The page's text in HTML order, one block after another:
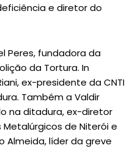
e diretor do
Peres, fundadora da
da Tortura. In
ex-presidente da CNTI
Também a Valdir
na ditadura, ex-diretor
de Niterói e
Almeida, líder da greve